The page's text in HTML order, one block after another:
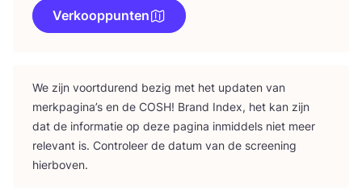
Verkooppunten
We zijn voort­du­rend bezig met het upda­ten van
merk­pa­gi­na’s en de COSH! Brand Index, het kan zijn
dat de infor­ma­tie op deze pagi­na inmid­dels niet meer
rele­vant is. Con­tro­leer de datum van de scree­ning
hierboven.